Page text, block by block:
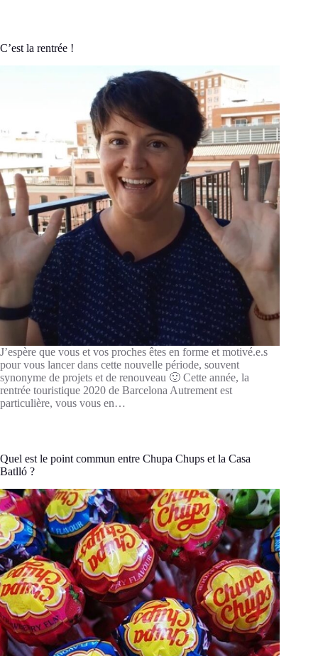
C’est la rentrée !
J’espère que vous et vos proches êtes en forme et motivé.e.s
pour vous lancer dans cette nouvelle période, souvent
synonyme de projets et de renouveau 🙂 Cette année, la
rentrée touristique 2020 de Barcelona Autrement est
particulière, vous vous en…
Quel est le point commun entre Chupa Chups et la Casa
Batlló ?